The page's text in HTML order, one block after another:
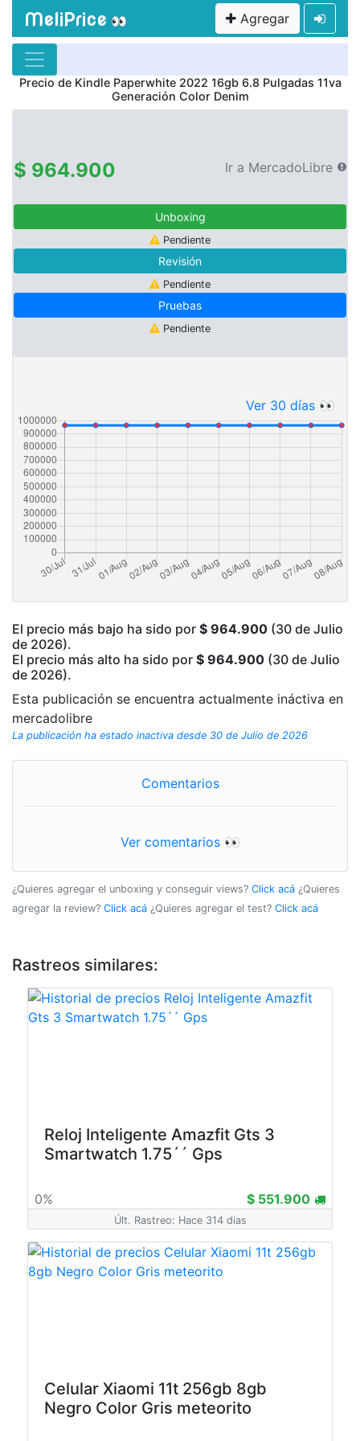
MeliPrice 👀 Agregar
Precio de Kindle Paperwhite 2022 16gb 6.8 Pulgadas 11va
Generación Color Denim
$ 964.900 Ir a MercadoLibre
Unboxing
Pendiente
Revisión
Pendiente
Pruebas
Pendiente
Ver 30 días 👀
El precio más bajo ha sido por $ 964.900 (30 de Julio
de 2026).
El precio más alto ha sido por $ 964.900 (30 de Julio
de 2026).
Esta publicación se encuentra actualmente ináctiva en
mercadolibre
La publicación ha estado inactiva desde 30 de Julio de 2026
Comentarios
Ver comentarios 👀
¿Quieres agregar el unboxing y conseguir views? Click acá ¿Quieres
agregar la review? Click acá ¿Quieres agregar el test? Click acá
Rastreos similares:
Reloj Inteligente Amazfit Gts 3
Smartwatch 1.75´´ Gps
0% $ 551.900
Últ. Rastreo: Hace 314 dias
Celular Xiaomi 11t 256gb 8gb
Negro Color Gris meteorito